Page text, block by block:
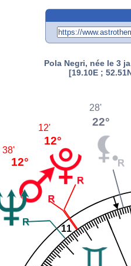
Pola Negri, née le 3
[19.10E ;
11
22°
28'
12°
12'
12°
38'